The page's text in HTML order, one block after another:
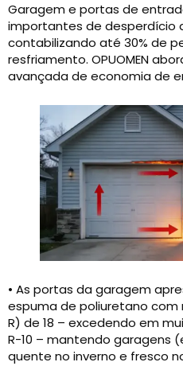
Garagem e portas de
importantes de desperdício
contabilizando até 30% de
resfriamento. OPUOMEN
avançada de economia de
• As portas da garagem
espuma de poliuretano
R) de 18 – excedendo em
R-10 – mantendo garagens
quente no inverno e fresco